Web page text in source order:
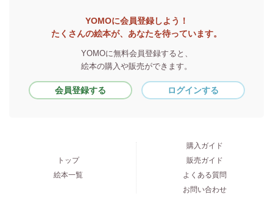
YOMOに会員登録しよう！
たくさんの絵本が、あなたを待っています。
YOMOに無料会員登録すると、
絵本の購入や販売ができます。
会員登録する ログインする
トップ
絵本一覧
購入ガイド
販売ガイド
よくある質問
お問い合わせ